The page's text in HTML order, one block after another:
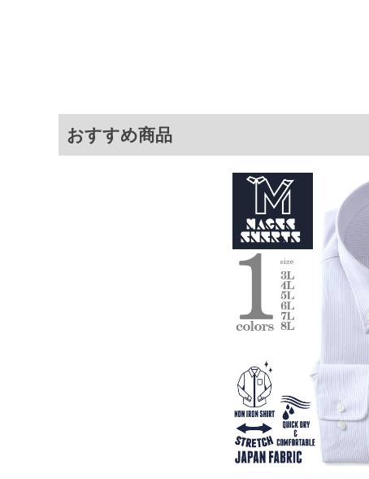
6L
7L 53 63
65
※商品によって若干のサイズの誤差がご
面）によって、商品の色味が若干異なる
※上記サイズが実際の商品に付いている
商品付属タグの記載もご確認下さい。
※当店での掲載商品は、実店鋪と在庫を
寄せ等により、お客様にご迷惑をお掛け
限に努めておりますが、もしあった場合
裾上げ料金は500円+税となります。
備考欄に股下●cmとご記入下さい。（裾
1本5,999円以下の商品は有料（500円+税
出荷まで約1週間～20日間程お時間を頂く
尚、裾上げした商品は返品・交換不可と
一部、お直しに対応出来ない商品がござ
端なデザインが施されている等)
おすすめ商品